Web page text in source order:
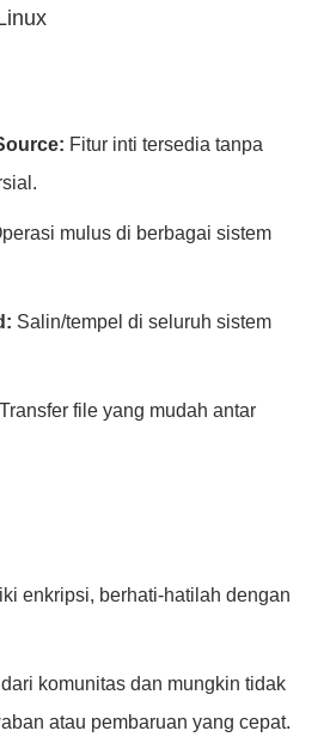
Fitur inti tersedia tanpa
mulus di berbagai sistem
Salin/tempel di seluruh sistem
Transfer file yang mudah antar
enkripsi, berhati-hatilah dengan
komunitas dan mungkin tidak
atau pembaruan yang cepat.